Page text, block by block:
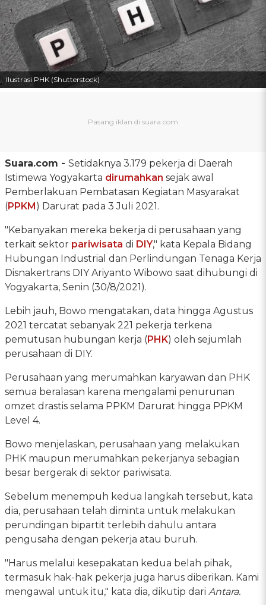
Ilustrasi PHK (Shutterstock)
Suara.com - Setidaknya 3.179 pekerja di Daerah
Istimewa Yogyakarta dirumahkan sejak awal
Pemberlakuan Pembatasan Kegiatan Masyarakat
(PPKM) Darurat pada 3 Juli 2021.
"Kebanyakan mereka bekerja di perusahaan yang
terkait sektor pariwisata di DIY," kata Kepala Bidang
Hubungan Industrial dan Perlindungan Tenaga Kerja
Disnakertrans DIY Ariyanto Wibowo saat dihubungi di
Yogyakarta, Senin (30/8/2021).
Lebih jauh, Bowo mengatakan, data hingga Agustus
2021 tercatat sebanyak 221 pekerja terkena
pemutusan hubungan kerja (PHK) oleh sejumlah
perusahaan di DIY.
Perusahaan yang merumahkan karyawan dan PHK
semua beralasan karena mengalami penurunan
omzet drastis selama PPKM Darurat hingga PPKM
Level 4.
Bowo menjelaskan, perusahaan yang melakukan
PHK maupun merumahkan pekerjanya sebagian
besar bergerak di sektor pariwisata.
Sebelum menempuh kedua langkah tersebut, kata
dia, perusahaan telah diminta untuk melakukan
perundingan bipartit terlebih dahulu antara
pengusaha dengan pekerja atau buruh.
"Harus melalui kesepakatan kedua belah pihak,
termasuk hak-hak pekerja juga harus diberikan. Kami
mengawal untuk itu," kata dia, dikutip dari Antara.